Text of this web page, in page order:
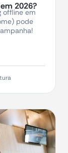
2026?
offline em
pode